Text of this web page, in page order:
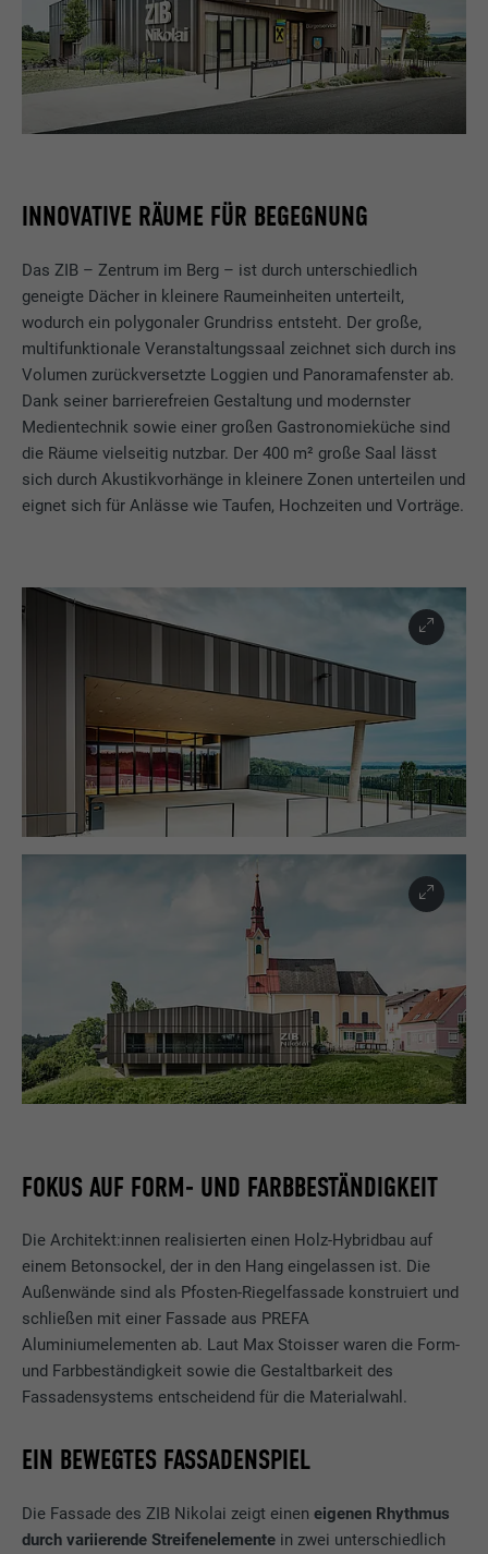
INNOVATIVE RÄUME FÜR BEGEGNUNG
Das ZIB – Zentrum im Berg – ist durch unterschiedlich
geneigte Dächer in kleinere Raumeinheiten unterteilt,
wodurch ein polygonaler Grundriss entsteht. Der große,
multifunktionale Veranstaltungssaal zeichnet sich durch ins
Volumen zurückversetzte Loggien und Panoramafenster ab.
Dank seiner barrierefreien Gestaltung und modernster
Medientechnik sowie einer großen Gastronomieküche sind
die Räume vielseitig nutzbar. Der 400 m² große Saal lässt
sich durch Akustikvorhänge in kleinere Zonen unterteilen und
eignet sich für Anlässe wie Taufen, Hochzeiten und Vorträge.
FOKUS AUF FORM- UND FARBBESTÄNDIGKEIT
Die Architekt:innen realisierten einen Holz-Hybridbau auf
einem Betonsockel, der in den Hang eingelassen ist. Die
Außenwände sind als Pfosten-Riegelfassade konstruiert und
schließen mit einer Fassade aus PREFA
Aluminiumelementen ab. Laut Max Stoisser waren die Form-
und Farbbeständigkeit sowie die Gestaltbarkeit des
Fassadensystems entscheidend für die Materialwahl.
EIN BEWEGTES FASSADENSPIEL
Die Fassade des ZIB Nikolai zeigt eineneigenen Rhythmus
durch variierende Streifenelemente in zwei unterschiedlich